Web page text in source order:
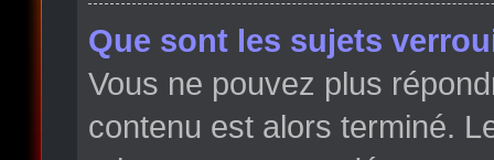
Que sont les sujets
Vous ne pouvez plus
contenu est alors terminé.